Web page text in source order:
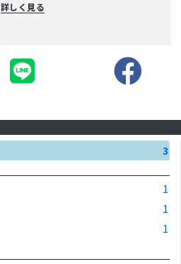
詳しく見る
3
1
1
1